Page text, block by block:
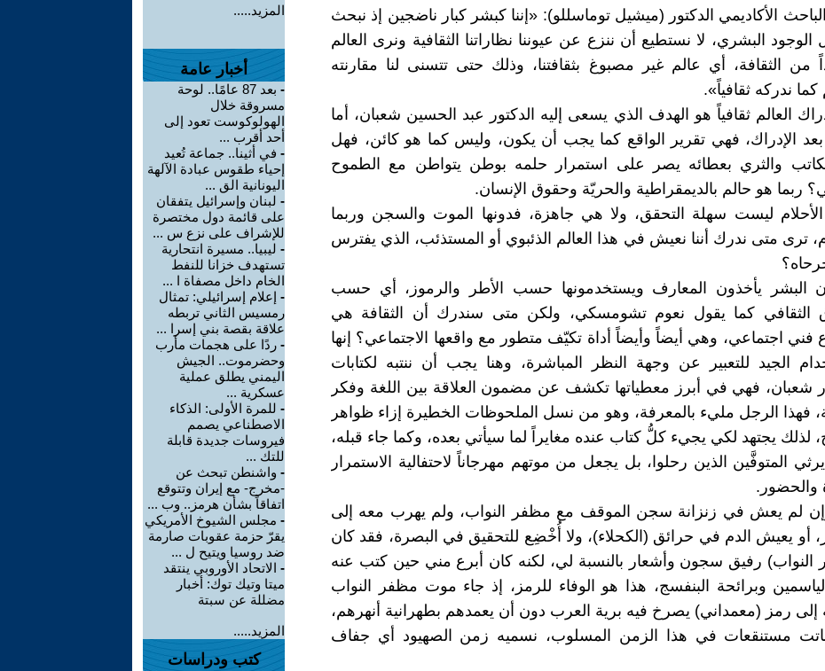
الأكاديمي الدكتور (ميشيل توماسللو): «إننا كبشر كبار ناضجين إذ نبحث
الوجود البشري، لا نستطيع أن ننزع عن عيوننا نظاراتنا الثقافية ونرى العالم
من الثقافة، أي عالم غير مصبوغ بثقافتنا، وذلك حتى تتسنى لنا مقارنته
كما ندركه ثقافياً».
العالم ثقافياً هو الهدف الذي يسعى إليه الدكتور عبد الحسين شعبان، أما
بعد الإدراك، فهي تقرير الواقع كما يجب أن يكون، وليس كما هو كائن، فهل
والثري بعطائه يصر على استمرار حلمه بوطن يتواطن مع الطموح
ربما هو حالم بالديمقراطية والحريّة وحقوق الإنسان.
ليست سهلة التحقق، ولا هي جاهزة، فدونها الموت والسجن وربما
ترى متى ندرك أننا نعيش في هذا العالم الذئبوي أو المستذئب، الذي يفترس
البشر يأخذون المعارف ويستخدمونها حسب الأطر والرموز، أي حسب
الثقافي كما يقول نعوم تشومسكي، ولكن متى سندرك أن الثقافة هي
فني اجتماعي، وهي أيضاً وأيضاً أداة تكيّف متطور مع واقعها الاجتماعي؟ إنها
الجيد للتعبير عن وجهة النظر المباشرة، وهنا يجب أن ننتبه لكتابات
شعبان، فهي في أبرز معطياتها تكشف عن مضمون العلاقة بين اللغة وفكر
فهذا الرجل مليء بالمعرفة، وهو من نسل الملحوظات الخطيرة إزاء ظواهر
لذلك يجتهد لكي يجيء كلُّ كتاب عنده مغايراً لما سيأتي بعده، وكما جاء قبله،
يرثي المتوفَّين الذين رحلوا، بل يجعل من موتهم مهرجاناً لاحتفالية الاستمرار
والحضور.
لم يعش في زنزانة سجن الموقف مع مظفر النواب، ولم يهرب معه إلى
أو يعيش الدم في حرائق (الكحلاء)، ولا أُخْضِع للتحقيق في البصرة، فقد كان
النواب) رفيق سجون وأشعار بالنسبة لي، لكنه كان أبرع مني حين كتب عنه
وبرائحة البنفسج، هذا هو الوفاء للرمز، إذ جاء موت مظفر النواب
إلى رمز (معمداني) يصرخ فيه برية العرب دون أن يعمدهم بطهرانية أنهرهم،
باتت مستنقعات في هذا الزمن المسلوب، نسميه زمن الصهيود أي جفاف
المزيد.....
أخبار عامة
-
بعد 87 عامًا.. لوحة
مسروقة خلال
الهولوكوست تعود إلى
أحد أقرب ...
- في أثينا.. جماعة تُعيد
إحياء طقوس عبادة الآلهة
اليونانية الق ...
- لبنان وإسرائيل يتفقان
على قائمة دول مختصرة
للإشراف على نزع س ...
- ليبيا.. مسيرة انتحارية
تستهدف خزانا للنفط
الخام داخل مصفاة ا ...
- إعلام إسرائيلي: تمثال
رمسيس الثاني تربطه
علاقة بقصة بني إسرا ...
- ردًا على هجمات مأرب
وحضرموت.. الجيش
اليمني يطلق عملية
عسكرية ...
- للمرة الأولى: الذكاء
الاصطناعي يصمم
فيروسات جديدة قابلة
للتك ...
- واشنطن تبحث عن
-مخرج- مع إيران وتتوقع
اتفاقاً بشأن هرمز.. وب ...
- مجلس الشيوخ الأمريكي
يقرّ حزمة عقوبات صارمة
ضد روسيا ويتيح ل ...
- الاتحاد الأوروبي ينتقد
ميتا وتيك توك: أخبار
مضللة عن سبتة
المزيد.....
كتب ودراسات